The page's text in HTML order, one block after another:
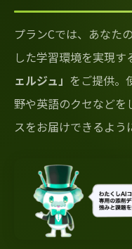
プランCでは、あなた
した学習環境を実現
ェルジュ」 をご提供。
野や英語のクセなどを
スをお届けできるよう